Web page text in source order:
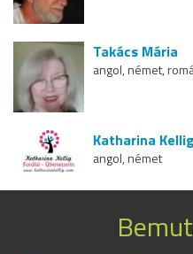
Takács Mária
angol, német,
Katharina Kellig
angol, német